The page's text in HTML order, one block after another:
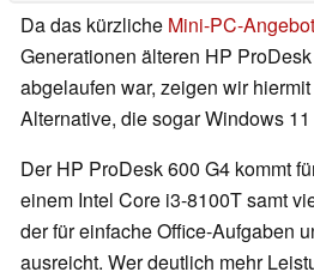
Da das kürzliche Mini-PC-Angebot
Generationen älteren HP
abgelaufen war, zeigen wir
Alternative, die sogar Windows
Der HP ProDesk 600 G4 kommt
einem Intel Core i3-8100T samt
der für einfache Office-Aufgaben
ausreicht. Wer deutlich mehr